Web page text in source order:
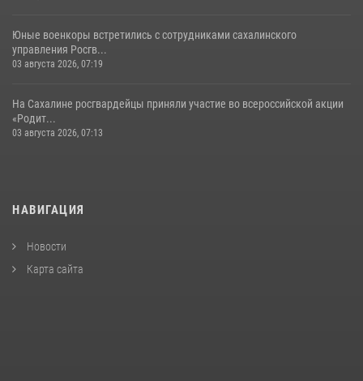
Юные военкоры встретились с сотрудниками сахалинского
управления Росгв...
03 августа 2026, 07:19
На Сахалине росгвардейцы приняли участие во всероссийской акции
«Родит...
03 августа 2026, 07:13
НАВИГАЦИЯ
Новости
Карта сайта